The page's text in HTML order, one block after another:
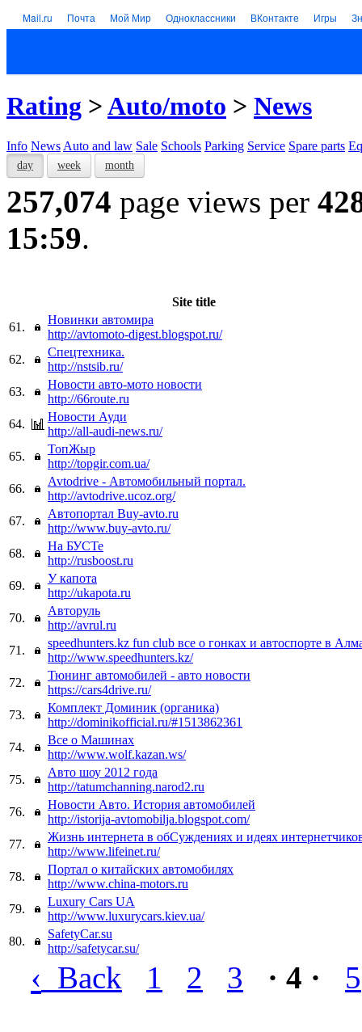
Mail.ru Почта Мой Мир Одноклассники ВКонтакте Игры
Rating >Auto/moto > News
Info News Auto and law Sale Schools Parking Service Spare parts
day week month
257,074 page views per
15:59.
Site title
61.
Новинки автомира
http://avtomoto-digest.blogspot.ru/
62.
Спецтехника.
http://nstsib.ru/
63.
Новости авто-мото новости
http://66route.ru
64.
Новости Ауди
http://all-audi-news.ru/
65.
ТопЖыр
http://topgir.com.ua/
66.
Avtodrive - Автомобильный портал.
http://avtodrive.ucoz.org/
67.
Автопортал Buy-avto.ru
http://www.buy-avto.ru/
68.
На БУСТе
http://rusboost.ru
69.
У капота
http://ukapota.ru
70.
Авторуль
http://avrul.ru
71.
speedhunters.kz fun club все о гонках и автоспорте в
http://www.speedhunters.kz/
72.
Тюнинг автомобилей - авто новости
https://cars4drive.ru/
73.
Комплект Доминик (органика)
http://dominikofficial.ru/#1513862361
74.
Все о Машинах
http://www.wolf.kazan.ws/
75.
Авто шоу 2012 года
http://tatumchanning.narod2.ru
76.
Новости Авто. История автомобилей
http://istorija-avtomobilja.blogspot.com/
77.
Жизнь интернета в обСуждениях и идеях
http://www.lifeinet.ru/
78.
Портал о китайских автомобилях
http://www.china-motors.ru
79.
Luxury Cars UA
http://www.luxurycars.kiev.ua/
80.
SafetyCar.su
http://safetycar.su/
‹ Back 1 2 3 · 4 · 5